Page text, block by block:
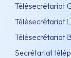
Télésecrétariat
Télésecrétariat
Télésecrétariat
Secrétariat